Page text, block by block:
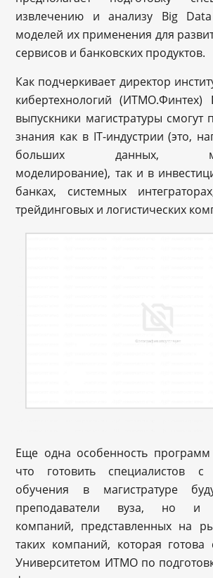
извлечению и анализу Big
моделей их применения для
сервисов и банковских продуктов.
Как подчеркивает директор
кибертехнологий (ИТМО.Финтех)
выпускники магистратуры смогут
знания как в IT-индустрии (это,
больших данных,
моделирование), так и в
банках, системных
трейдинговых и логистических
Еще одна особенность программ
что готовить специалистов с
обучения в магистратуре
преподаватели вуза, но и
компаний, представленных на
таких компаний, которая готова
Университетом ИТМО по